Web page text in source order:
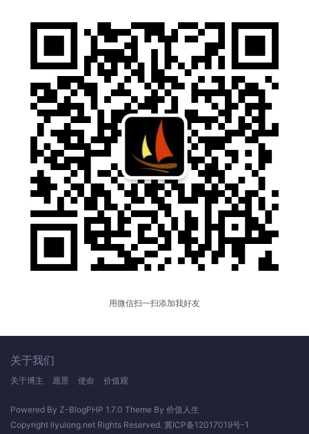
用微信扫一扫添加我好友
关于我们
关于博主 愿景 使命 价值观
Powered By Z-BlogPHP 1.7.0 Theme By 价值人生
Copyright liyulong.net Rights Reserved. 冀ICP备12017019号-1